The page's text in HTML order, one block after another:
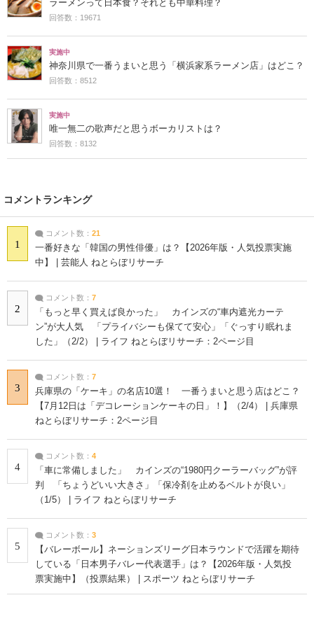
ラーメンって日本食？それとも中華料理？
回答数：19671
実施中
神奈川県で一番うまいと思う「横浜家系ラーメン店」はどこ？
回答数：8512
実施中
唯一無二の歌声だと思うボーカリストは？
回答数：8132
コメントランキング
1
コメント数： 21
一番好きな「韓国の男性俳優」は？【2026年版・人気投票実施
中】 | 芸能人 ねとらぼリサーチ
2
コメント数： 7
「もっと早く買えば良かった」 カインズの“車内遮光カーテ
ン”が大人気 「プライバシーも保てて安心」「ぐっすり眠れま
した」（2/2） | ライフ ねとらぼリサーチ：2ページ目
3
コメント数： 7
兵庫県の「ケーキ」の名店10選！ 一番うまいと思う店はどこ？
【7月12日は「デコレーションケーキの日」！】（2/4） | 兵庫県
ねとらぼリサーチ：2ページ目
4
コメント数： 4
「車に常備しました」 カインズの“1980円クーラーバッグ”が評
判 「ちょうどいい大きさ」「保冷剤を止めるベルトが良い」
（1/5） | ライフ ねとらぼリサーチ
5
コメント数： 3
【バレーボール】ネーションズリーグ日本ラウンドで活躍を期待
している「日本男子バレー代表選手」は？【2026年版・人気投
票実施中】（投票結果） | スポーツ ねとらぼリサーチ